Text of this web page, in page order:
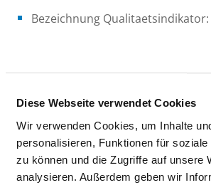
Diese Webseite verwendet Cookies
Wir verwenden Cookies, um Inhalte
personalisieren, Funktionen für soziale
zu können und die Zugriffe auf unsere
analysieren. Außerdem geben wir
Bezeichnung Qualitaetsindikator:
Messzeitraum: Erstzertifizierung
Rechenregeln:
Referenzbereiche:
Vergleichswerte:
Bezeichnung